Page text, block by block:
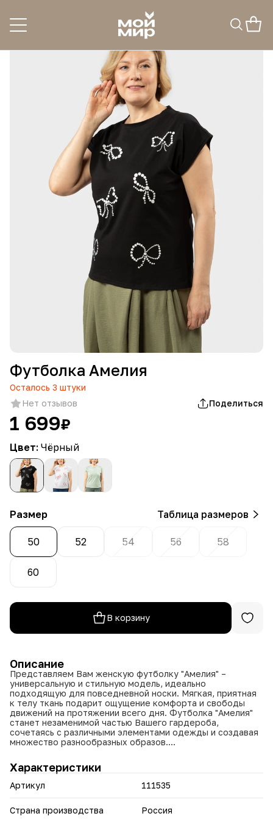
Футболка Амелия
Осталось 3 штуки
Нет отзывов
Поделиться
1 699₽
Цвет: Чёрный
Размер Таблица размеров
50 52 54 56 58
60
В корзину
Описание
Представляем Вам женскую футболку "Амелия" –
универсальную и стильную модель, идеально
подходящую для повседневной носки. Мягкая, приятная
к телу ткань подарит ощущение комфорта и свободы
движений на протяжении всего дня. Футболка "Амелия"
станет незаменимой частью Вашего гардероба,
сочетаясь с различными элементами одежды и создавая
множество разнообразных образов.
Изготовленная из высококачественного материала (95%
хлопок, 5% полиэстер), футболка "Амелия" отличается
прочностью, износостойкостью и сохранением формы
после многочисленных стирок. Нежный хлопок обеспечит
дополнительную прочность и устойчивость к
Характеристики
Артикул 111535
Страна производства Россия